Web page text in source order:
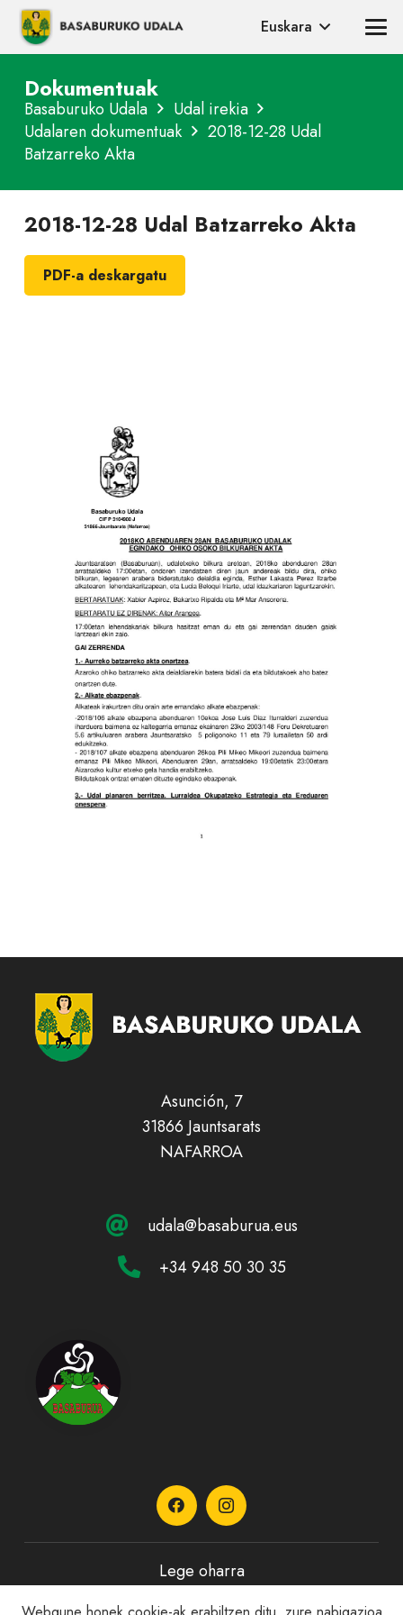
Euskara
Dokumentuak
Basaburuko Udala
Udal irekia
Udalaren dokumentuak
2018-12-28 Udal
Batzarreko Akta
2018-12-28 Udal Batzarreko Akta
PDF-a deskargatu
Asunción, 7
31866 Jauntsarats
NAFARROA
udala@basaburua.eus
+34 948 50 30 35
Lege oharra